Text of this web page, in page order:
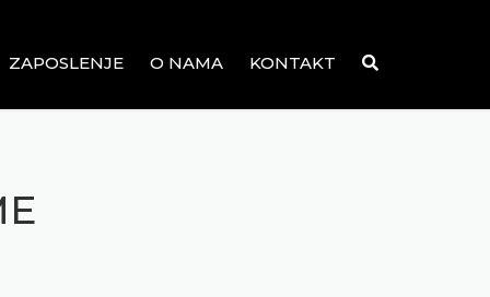
ZAPOSLENJE O NAMA KONTAKT